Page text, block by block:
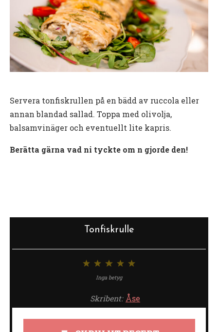
Servera tonfiskrullen på en bädd av ruccola eller
annan blandad sallad. Toppa med olivolja,
balsamvinäger och eventuellt lite kapris.
Berätta gärna vad ni tyckte om n gjorde den!
Tonfiskrulle
4
3
stjärnor
stjärnor
stjärna
Inga betyg
Skribent: Åse